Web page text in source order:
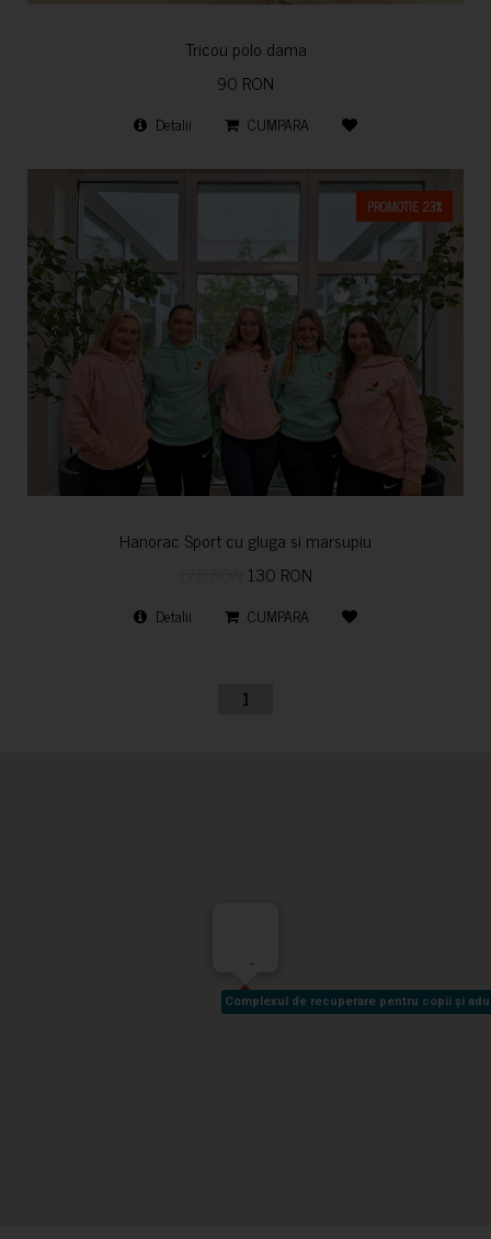
Tricou polo dama
90 RON
Detalii CUMPARA
PROMOTIE 23%
Hanorac Sport cu gluga si marsupiu
130 RON
Detalii CUMPARA
1
Complexul de recuperare pentru copii și
Complexul de recuperare pentru copii și
-